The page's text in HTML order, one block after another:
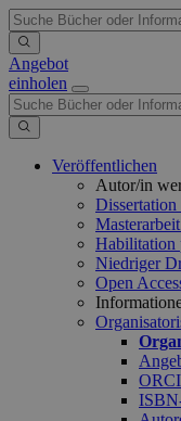
Angebot
einholen
Veröffentlichen
Autor/in
Habilitation
Niedriger
Open